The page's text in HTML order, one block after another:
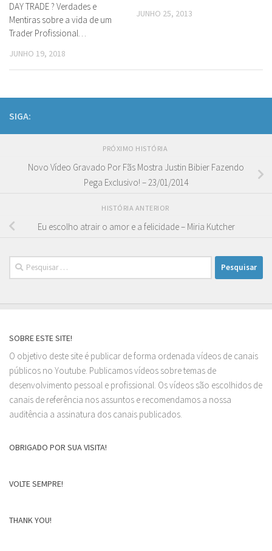
DAY TRADE ? Verdades e
Mentiras sobre a vida de um
Trader Profissional…
JUNHO 19, 2018
JUNHO 25, 2013
SIGA:
PRÓXIMO HISTÓRIA
Novo Vídeo Gravado Por Fãs Mostra Justin Bibier Fazendo
Pega Exclusivo! – 23/01/2014
HISTÓRIA ANTERIOR
Eu escolho atrair o amor e a felicidade – Miria Kutcher
Pesquisar
por:
SOBRE ESTE SITE!
O objetivo deste site é publicar de forma ordenada vídeos de canais
públicos no Youtube. Publicamos vídeos sobre temas de
desenvolvimento pessoal e profissional. Os vídeos são escolhidos de
canais de referência nos assuntos e recomendamos a nossa
auditência a assinatura dos canais publicados.
OBRIGADO POR SUA VISITA!
VOLTE SEMPRE!
THANK YOU!